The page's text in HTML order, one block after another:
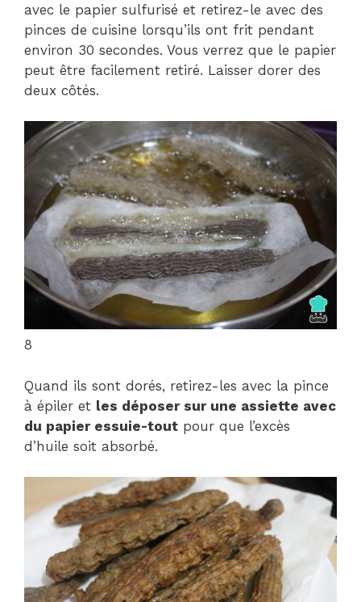
avec le papier sulfurisé et retirez-le avec des
pinces de cuisine lorsqu’ils ont frit pendant
environ 30 secondes. Vous verrez que le papier
peut être facilement retiré. Laisser dorer des
deux côtés.
8
Quand ils sont dorés, retirez-les avec la pince
à épiler et les déposer sur une assiette avec
du papier essuie-tout pour que l’excès
d’huile soit absorbé.